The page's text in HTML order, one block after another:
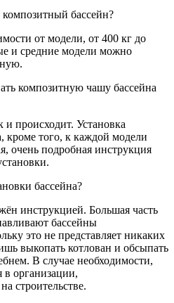
бассейн?
от модели, от 400 кг до
и средние модели можно
композитную чашу бассейна
и происходит. Установка
кроме того, к каждой модели
очень подробная инструкция
бассейна?
инструкцией. Большая часть
бассейны
это не представляет никаких
выкопать котлован и обсыпать
В случае необходимости,
в организации,
строительстве.